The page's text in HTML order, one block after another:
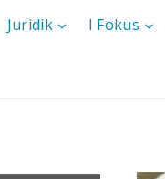
Juridik I Fokus